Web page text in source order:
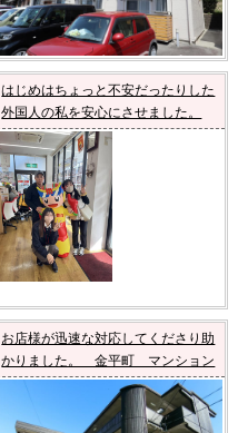
はじめはちょっと不安だったりした
外国人の私を安心にさせました。
お店様が迅速な対応してくださり助
かりました。 金平町 マンション